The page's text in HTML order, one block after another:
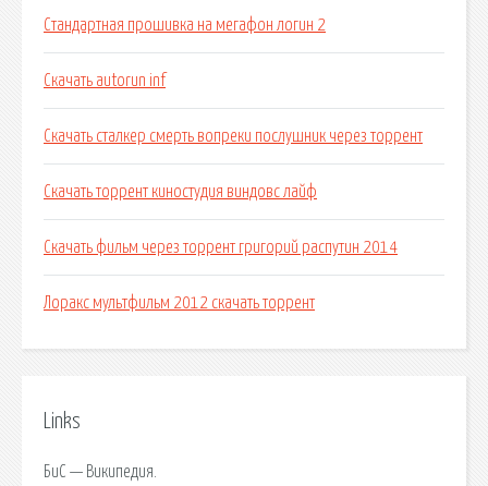
Стандартная прошивка на мегафон логин 2
Скачать autorun inf
Скачать сталкер смерть вопреки послушник через торрент
Скачать торрент киностудия виндовс лайф
Скачать фильм через торрент григорий распутин 2014
Лоракс мультфильм 2012 скачать торрент
Links
БиС — Википедия.